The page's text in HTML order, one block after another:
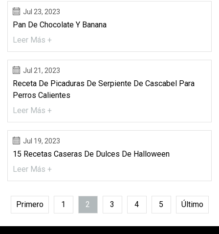
Jul 23, 2023
Pan De Chocolate Y Banana
Leer Más +
Jul 21, 2023
Receta De Picaduras De Serpiente De Cascabel Para
Perros Calientes
Leer Más +
Jul 19, 2023
15 Recetas Caseras De Dulces De Halloween
Leer Más +
Primero 1 2 3 4 5 Último